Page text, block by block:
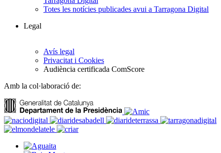
Totes les notícies publicades avui a Tarragona Digital
Legal
Avís legal
Privacitat i Cookies
Audiència certificada ComScore
Amb la col·laboració de: